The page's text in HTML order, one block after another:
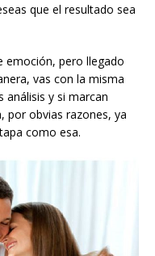
que el resultado sea
emoción, pero llegado
vas con la misma
análisis y si marcan
por obvias razones, ya
como esa.